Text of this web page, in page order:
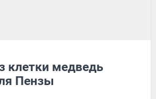
клетки медведь
Пензы